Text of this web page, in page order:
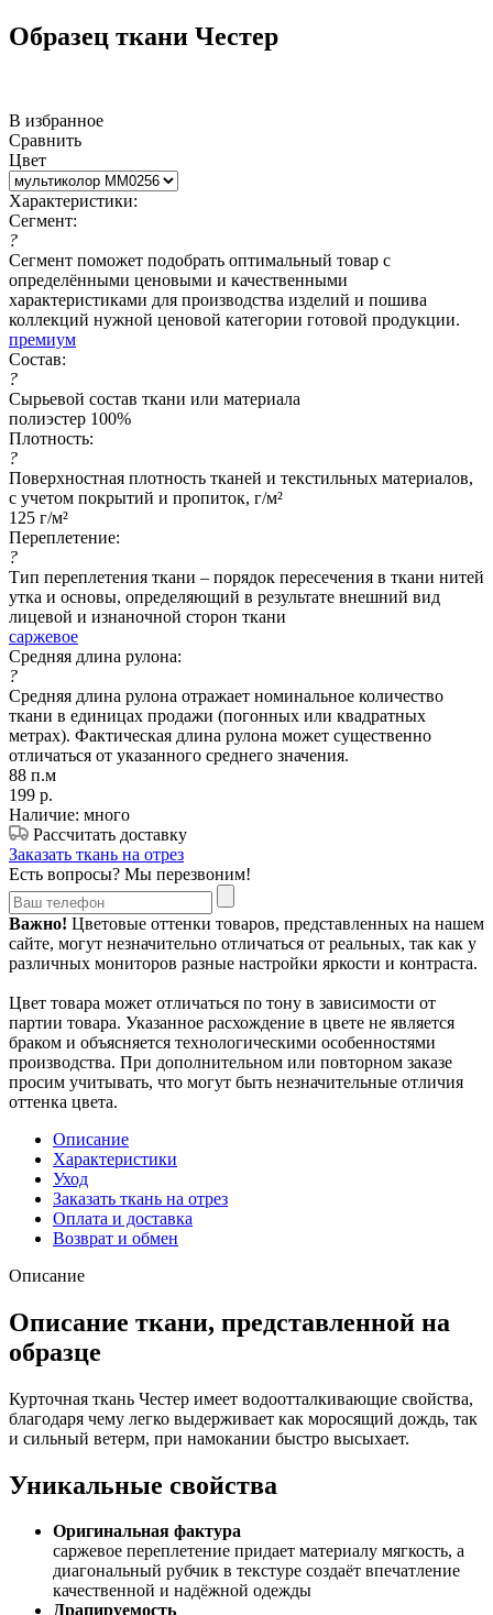
Образец ткани Честер
В избранное
Сравнить
Цвет
Характеристики:
Сегмент:
?
Сегмент поможет подобрать оптимальный товар с
определёнными ценовыми и качественными
характеристиками для производства изделий и пошива
коллекций нужной ценовой категории готовой продукции.
премиум
Состав:
?
Сырьевой состав ткани или материала
полиэстер 100%
Плотность:
?
Поверхностная плотность тканей и текстильных материалов,
с учетом покрытий и пропиток, г/м²
125 г/м²
Переплетение:
?
Тип переплетения ткани – порядок пересечения в ткани нитей
утка и основы, определяющий в результате внешний вид
лицевой и изнаночной сторон ткани
саржевое
Средняя длина рулона:
?
Средняя длина рулона отражает номинальное количество
ткани в единицах продажи (погонных или квадратных
метрах). Фактическая длина рулона может существенно
отличаться от указанного среднего значения.
88 п.м
199 р.
Наличие: много
Рассчитать доставку
Заказать ткань на отрез
Есть вопросы? Мы перезвоним!
Важно! Цветовые оттенки товаров, представленных на нашем
сайте, могут незначительно отличаться от реальных, так как у
различных мониторов разные настройки яркости и контраста.
Цвет товара может отличаться по тону в зависимости от
партии товара. Указанное расхождение в цвете не является
браком и объясняется технологическими особенностями
производства. При дополнительном или повторном заказе
просим учитывать, что могут быть незначительные отличия
оттенка цвета.
Описание
Характеристики
Уход
Заказать ткань на отрез
Оплата и доставка
Возврат и обмен
Описание
Описание ткани, представленной на
образце
Курточная ткань Честер имеет водоотталкивающие свойства,
благодаря чему легко выдерживает как моросящий дождь, так
и сильный ветерм, при намокании быстро высыхает.
Уникальные свойства
Оригинальная фактура
саржевое переплетение придает материалу мягкость, а
диагональный рубчик в текстуре создаёт впечатление
качественной и надёжной одежды
Драпируемость